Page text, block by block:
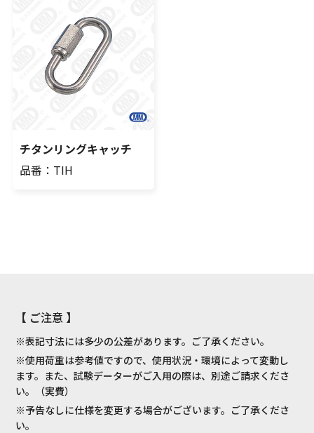
チタンリングキャッチ
品番：TIH
【 ご注意 】
※表記寸法には多少の公差があります。ご了承ください。
※使用荷重は参考値ですので、使用状況・環境によって変動し
ます。また、試験データーがご入用の際は、別途ご請求くださ
い。（実費）
※予告なしに仕様を変更する場合がございます。ご了承くださ
い。